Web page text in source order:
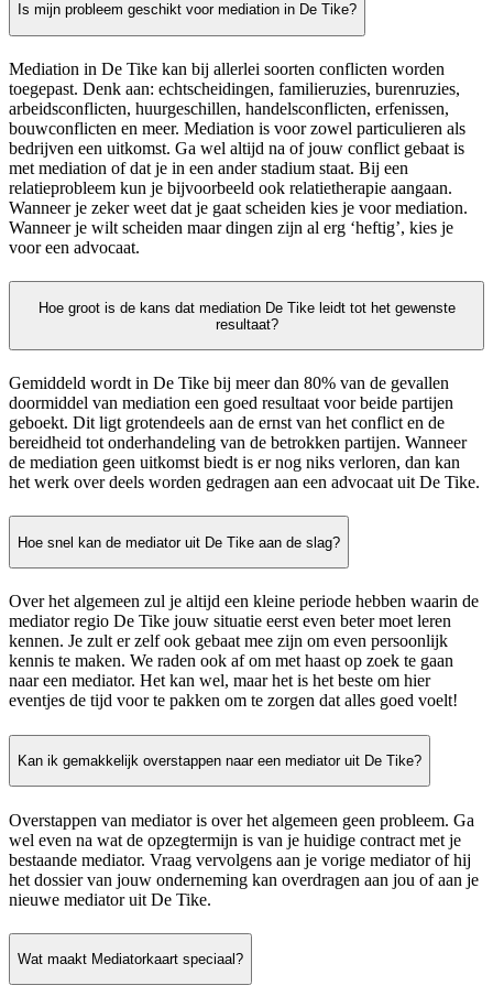
Is mijn probleem geschikt voor mediation in De Tike?
Mediation in De Tike kan bij allerlei soorten conflicten worden
toegepast. Denk aan: echtscheidingen, familieruzies, burenruzies,
arbeidsconflicten, huurgeschillen, handelsconflicten, erfenissen,
bouwconflicten en meer. Mediation is voor zowel particulieren als
bedrijven een uitkomst. Ga wel altijd na of jouw conflict gebaat is
met mediation of dat je in een ander stadium staat. Bij een
relatieprobleem kun je bijvoorbeeld ook relatietherapie aangaan.
Wanneer je zeker weet dat je gaat scheiden kies je voor mediation.
Wanneer je wilt scheiden maar dingen zijn al erg ‘heftig’, kies je
voor een advocaat.
Hoe groot is de kans dat mediation De Tike leidt tot het gewenste
resultaat?
Gemiddeld wordt in De Tike bij meer dan 80% van de gevallen
doormiddel van mediation een goed resultaat voor beide partijen
geboekt. Dit ligt grotendeels aan de ernst van het conflict en de
bereidheid tot onderhandeling van de betrokken partijen. Wanneer
de mediation geen uitkomst biedt is er nog niks verloren, dan kan
het werk over deels worden gedragen aan een advocaat uit De Tike.
Hoe snel kan de mediator uit De Tike aan de slag?
Over het algemeen zul je altijd een kleine periode hebben waarin de
mediator regio De Tike jouw situatie eerst even beter moet leren
kennen. Je zult er zelf ook gebaat mee zijn om even persoonlijk
kennis te maken. We raden ook af om met haast op zoek te gaan
naar een mediator. Het kan wel, maar het is het beste om hier
eventjes de tijd voor te pakken om te zorgen dat alles goed voelt!
Kan ik gemakkelijk overstappen naar een mediator uit De Tike?
Overstappen van mediator is over het algemeen geen probleem. Ga
wel even na wat de opzegtermijn is van je huidige contract met je
bestaande mediator. Vraag vervolgens aan je vorige mediator of hij
het dossier van jouw onderneming kan overdragen aan jou of aan je
nieuwe mediator uit De Tike.
Wat maakt Mediatorkaart speciaal?